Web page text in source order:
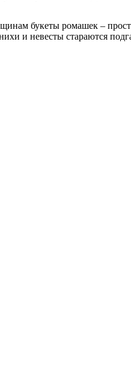
букеты ромашек –
и невесты стараются